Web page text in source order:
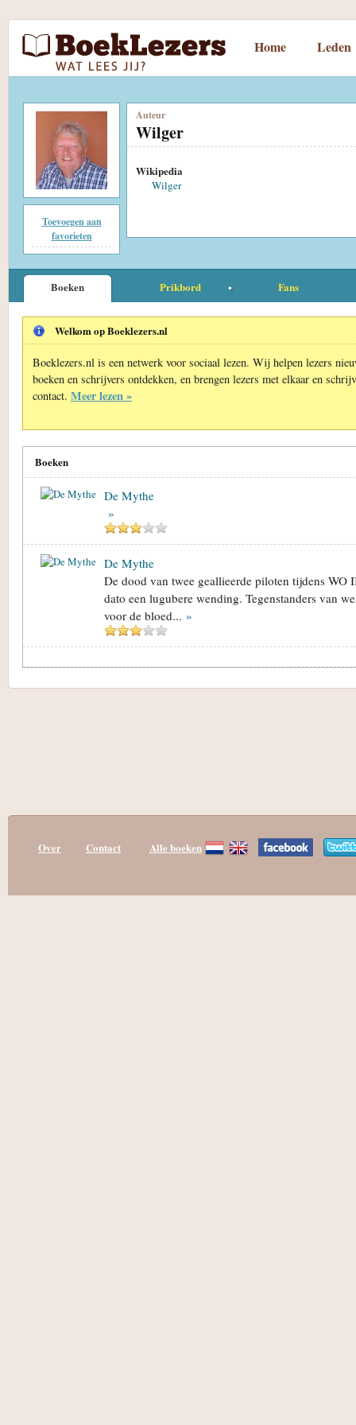
Home Leden
Toevoegen aan
favorieten
Auteur
Wilger
Wikipedia
Wilger
Boeken Prikbord Fans
Welkom op Boeklezers.nl
Boeklezers.nl is een netwerk voor sociaal lezen. Wij helpen lezers
boeken en schrijvers ontdekken, en brengen lezers met elkaar en
contact. Meer lezen »
Boeken
De Mythe
»
De Mythe
De dood van twee geallieerde piloten tijdens WO
dato een lugubere wending. Tegenstanders van
voor de bloed... »
Over Contact Alle boeken